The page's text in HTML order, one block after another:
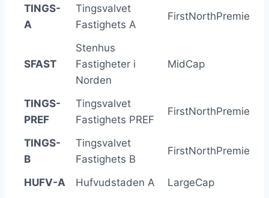
TINGS-
A
Tingsvalvet
Fastighets A
FirstNorthPremier
SFAST
Stenhus
Fastigheter i
Norden
MidCap
TINGS-
PREF
Tingsvalvet
Fastighets PREF
FirstNorthPremier
TINGS-
B
Tingsvalvet
Fastighets B
FirstNorthPremier
HUFV-A Hufvudstaden A LargeCap